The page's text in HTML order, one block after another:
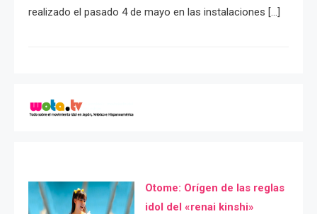
realizado el pasado 4 de mayo en las instalaciones […]
Otome: Orígen de las reglas
idol del «renai kinshi»